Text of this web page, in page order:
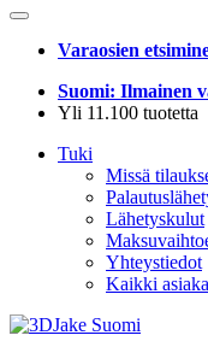
Varaosien
Suomi: Ilmainen
Yli 11.100 tuotetta
Tuki
Missä
Lähetyskulut
Yhteystiedot
Kaikki